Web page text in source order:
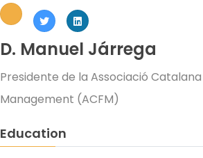
D. Manuel Járrega
Presidente de la Associació
Management (ACFM)
Education